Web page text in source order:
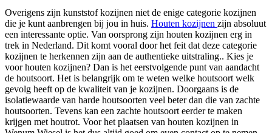
Overigens zijn kunststof kozijnen niet de enige categorie kozijnen
die je kunt aanbrengen bij jou in huis. Houten kozijnen zijn absoluut
een interessante optie. Van oorsprong zijn houten kozijnen erg in
trek in Nederland. Dit komt vooral door het feit dat deze categorie
kozijnen te herkennen zijn aan de authentieke uitstraling.. Kies je
voor houten kozijnen? Dan is het eerstvolgende punt van aandacht
de houtsoort. Het is belangrijk om te weten welke houtsoort welk
gevolg heeft op de kwaliteit van je kozijnen. Doorgaans is de
isolatiewaarde van harde houtsoorten veel beter dan die van zachte
houtsoorten. Tevens kan een zachte houtsoort eerder te maken
krijgen met houtrot. Voor het plaatsen van houten kozijnen in